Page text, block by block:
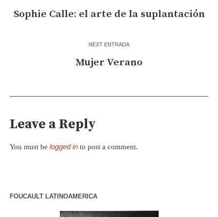
Sophie Calle: el arte de la suplantación
NEXT ENTRADA
Mujer Verano
Leave a Reply
You must be logged in to post a comment.
FOUCAULT LATINOAMERICA